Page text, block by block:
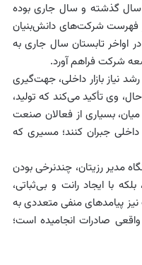
گذشته و سال جاری بوده
فهرست شرکت‌های دانش‌بنیان
اواخر تابستان سال جاری به
شرکت فراهم آورد.
نیاز بازار داخلی، جهت‌گیری
وی تأکید می‌کند که تولید،
میان، بسیاری از فعالان صنعت
جبران کنند؛ مسیری که
مدیر رزیتان، چندنرخی بودن
با ایجاد رانت و بی‌ثباتی،
پیامدهای منفی متعددی به
صادرات انجامیده است؛